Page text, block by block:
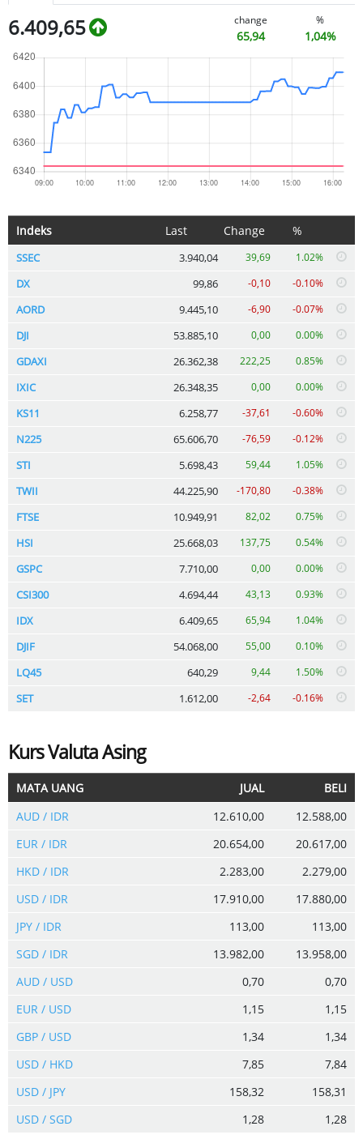
6.409,65 change
65,94
%
1,04%
Indeks Last Change %
SSEC 3.940,04 39,69 1.02%
DX 99,86 -0,10 -0.10%
AORD 9.445,10 -6,90 -0.07%
DJI 53.885,10 0,00 0.00%
GDAXI 26.362,38 222,25 0.85%
IXIC 26.348,35 0,00 0.00%
KS11 6.258,77 -37,61 -0.60%
N225 65.606,70 -76,59 -0.12%
STI 5.698,43 59,44 1.05%
TWII 44.225,90 -170,80 -0.38%
FTSE 10.949,91 82,02 0.75%
HSI 25.668,03 137,75 0.54%
GSPC 7.710,00 0,00 0.00%
CSI300 4.694,44 43,13 0.93%
IDX 6.409,65 65,94 1.04%
DJIF 54.068,00 55,00 0.10%
LQ45 640,29 9,44 1.50%
SET 1.612,00 -2,64 -0.16%
Kurs Valuta Asing
MATA UANG JUAL
BELI
AUD / IDR
12.610,00
12.588,00
EUR / IDR
20.654,00
20.617,00
HKD / IDR
2.283,00
2.279,00
USD / IDR
17.910,00
17.880,00
JPY / IDR
113,00
113,00
SGD / IDR
13.982,00
13.958,00
AUD / USD
0,70
0,70
EUR / USD
1,15
1,15
GBP / USD
1,34
1,34
USD / HKD
7,85
7,84
USD / JPY
158,32
158,31
USD / SGD
1,28 1,28